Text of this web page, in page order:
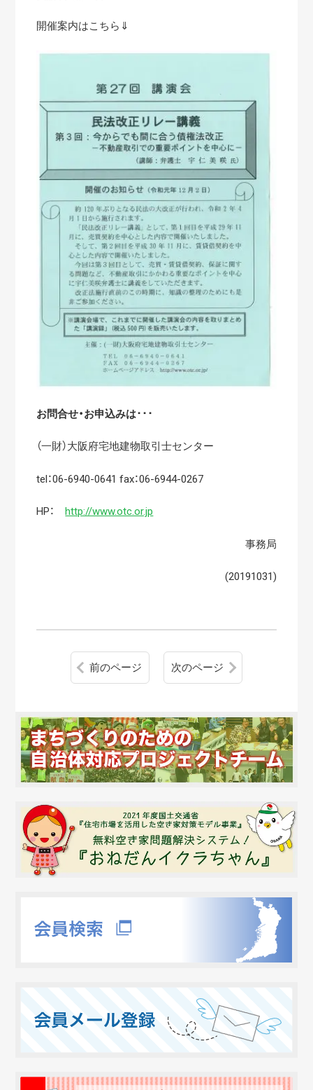
開催案内はこちら⇓
お問合せ・お申込みは･･･
（一財）大阪府宅地建物取引士センター
tel：06-6940-0641 fax：06-6944-0267
HP：http://www.otc.or.jp
事務局
(20191031)
前のページ 次のページ